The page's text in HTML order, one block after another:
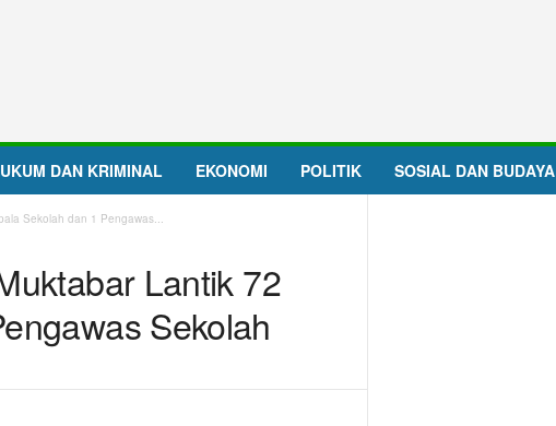
DAN KRIMINAL EKONOMI POLITIK SOSIAL DAN BUDAYA
Sekolah dan 1 Pengawas...
Lantik 72
Sekolah